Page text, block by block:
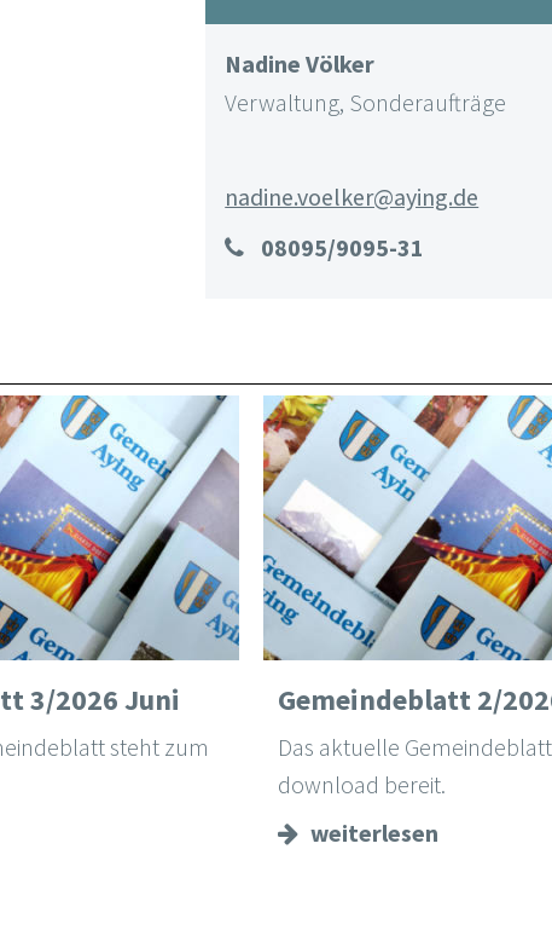
Nadine Völker
Verwaltung, Sonderaufträge
nadine.voelker@aying.de
08095/9095-31
3/2026 Juni
steht zum
Gemeindeblatt 2/
Das aktuelle
download bereit.
weiterlesen